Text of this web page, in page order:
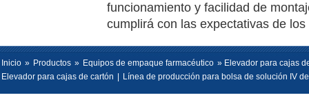
funcionamiento y facilidad de
cumplirá con las expectativas de los
Inicio » Productos » Equipos de empaque farmacéutico » Elevador para cajas
Elevador para cajas de cartón
Línea de producción para bolsa de solución IV